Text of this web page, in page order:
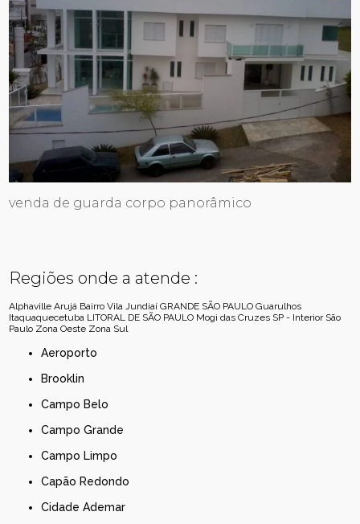
venda de guarda corpo panorâmico
Regiões onde a atende :
Alphaville Arujá Bairro Vila Jundiaí GRANDE SÃO PAULO Guarulhos
Itaquaquecetuba LITORAL DE SÃO PAULO Mogi das Cruzes SP - Interior São
Paulo Zona Oeste Zona Sul
Aeroporto
Brooklin
Campo Belo
Campo Grande
Campo Limpo
Capão Redondo
Cidade Ademar